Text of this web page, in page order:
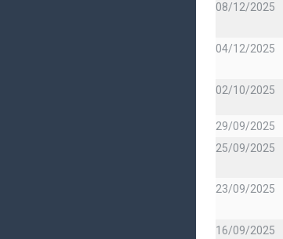
08/12/2025
04/12/2025
02/10/2025
29/09/2025
25/09/2025
23/09/2025
16/09/2025